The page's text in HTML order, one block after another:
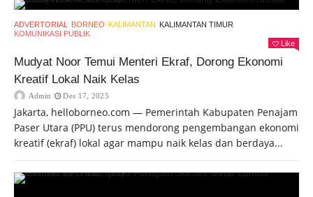
ADVERTORIAL BORNEO KALIMANTAN KALIMANTAN TIMUR
KOMUNIKASI PUBLIK
Like
Mudyat Noor Temui Menteri Ekraf, Dorong Ekonomi
Kreatif Lokal Naik Kelas
Admin Des 17, 2025
Jakarta, helloborneo.com — Pemerintah Kabupaten Penajam
Paser Utara (PPU) terus mendorong pengembangan ekonomi
kreatif (ekraf) lokal agar mampu naik kelas dan berdaya...